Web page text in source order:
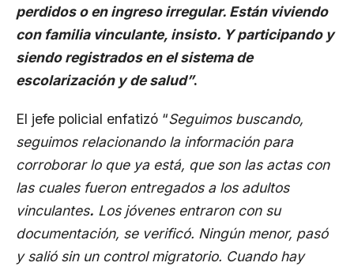
perdidos o en ingreso irregular. Están viviendo
con familia vinculante, insisto. Y participando y
siendo registrados en el sistema de
escolarización y de salud”.
El jefe policial enfatizó “Seguimos buscando,
seguimos relacionando la información para
corroborar lo que ya está, que son las actas con
las cuales fueron entregados a los adultos
vinculantes. Los jóvenes entraron con su
documentación, se verificó. Ningún menor, pasó
y salió sin un control migratorio. Cuando hay